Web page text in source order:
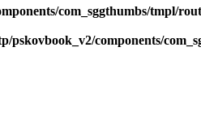
com_sggthumbs/tmpl/
pskovbook_v2/components/